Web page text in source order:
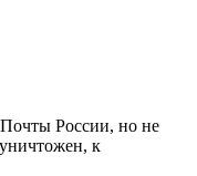
Почты России, но не
к